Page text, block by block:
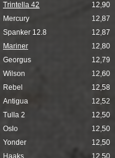
Trintella 42 12,90
Mercury 12,87
Spanker 12.8 12,87
Mariner 12,80
Georgus 12,79
Wilson 12,60
Rebel 12,58
Antigua 12,52
Tulla 2 12,50
Oslo 12,50
Yonder 12,50
Haaks 12,50